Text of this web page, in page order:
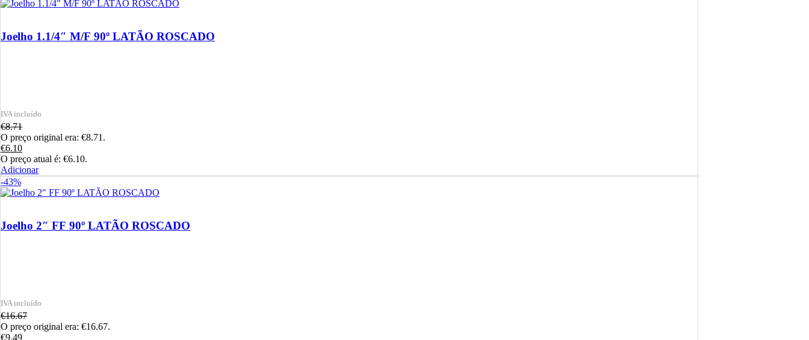
Joelho 1.1/4″ M/F 90º LATÃO ROSCADO
€8.71
O preço original era: €8.71.
€6.10
O preço atual é: €6.10.
Adicionar
-43%
Joelho 2″ FF 90º LATÃO ROSCADO
€16.67
O preço original era: €16.67.
€9.49